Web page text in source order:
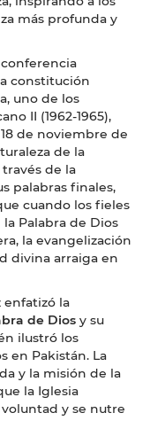
más profunda y
constitución
uno de los
II (1962-1965),
de noviembre de
de la
de la
palabras finales,
cuando los fieles
Palabra de Dios
la evangelización
divina arraiga en
enfatizó la
de Dios y su
ilustró los
en Pakistán. La
y la misión de la
la Iglesia
y se nutre